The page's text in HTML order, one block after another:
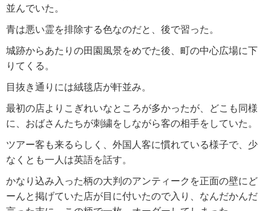
並んでいた。
青は悪い霊を排除する色なのだと、後で習った。
城跡からあたりの田園風景をめでた後、町の中心広場に下
りてくる。
目抜き通りには絨毯店が軒並み。
最初の店よりこぎれいなところが多かったが、どこも同様
に、おばさんたちが刺繍をしながら客の相手をしていた。
ツアー客も来るらしく、外国人客に慣れている様子で、少
なくとも一人は英語を話す。
かなり込み入った柄の大判のアンティークを正面の壁にど
ーんと掲げていた店が目に付いたので入り、なんだかんだ